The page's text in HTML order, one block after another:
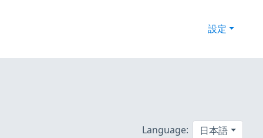
設定
Language: 日本語